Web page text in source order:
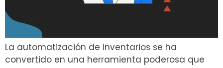
La automatización de inventarios se ha
convertido en una herramienta poderosa que